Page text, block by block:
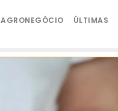
AGRONEGÓCIO ÚLTIMAS